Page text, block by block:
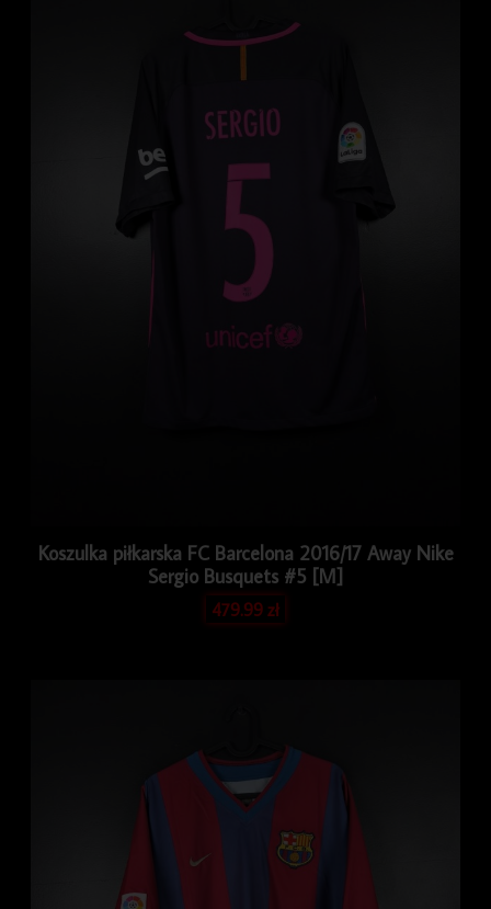
Koszulka piłkarska FC Barcelona 2016/17 Away Nike
Sergio Busquets #5 [M]
479.99zł